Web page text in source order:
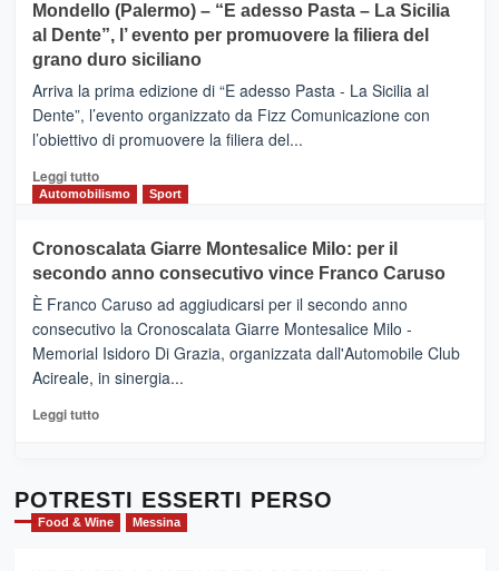
e
messaggi
di
CASTIGLIONE
DI
SICILIA
(Ct)
–
Il
Borgo
Gusto,
il
tra
sapori
vicoli
medievali
Mondello (Palermo) – “E adesso Pasta – La Sicilia
al Dente”, l’ evento per promuovere la filiera del
grano duro siciliano
Arriva la prima edizione di “E adesso Pasta - La Sicilia al
Dente”, l’evento organizzato da Fizz Comunicazione con
l’obiettivo di promuovere la filiera del...
Leggi tuttoLeggi
di
Mondello
(Palermo)
–
“E
adesso
Pasta
–
Sicilia
l’
evento
per
Automobilismo Sport
Cronoscalata Giarre Montesalice Milo: per il
secondo anno consecutivo vince Franco Caruso
È Franco Caruso ad aggiudicarsi per il secondo anno
consecutivo la Cronoscalata Giarre Montesalice Milo -
Memorial Isidoro Di Grazia, organizzata dall'Automobile Club
Acireale, in sinergia...
Leggi tuttoLeggi
Cronoscalata
Giarre
Montesalice
POTRESTI ESSERTI PERSO
Food & Wine Messina